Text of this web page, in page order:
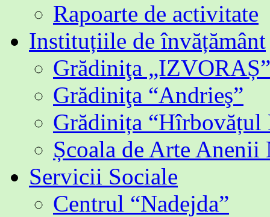
Rapoarte de activitate
Instituțiile de învățământ
Grădiniţa „IZVORAȘ”
Grădiniţa “Andrieş”
Grădinița “Hîrbovățul
Școala de Arte Anenii
Servicii Sociale
Centrul “Nadejda”